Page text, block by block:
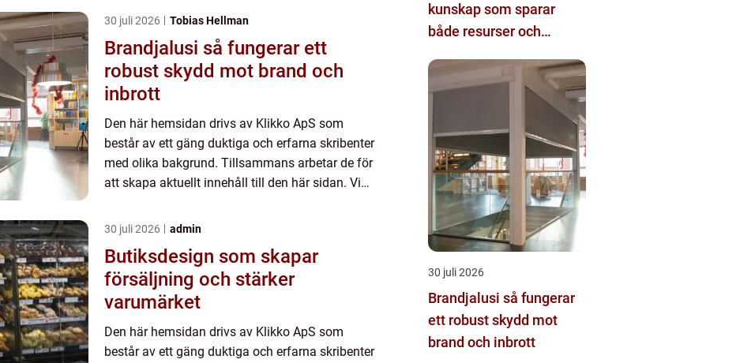
en massa olika ...
30 juli 2026 Tobias Hellman
Brandjalusi så fungerar ett
robust skydd mot brand och
inbrott
Den här hemsidan drivs av Klikko ApS som
består av ett gäng duktiga och erfarna skribenter
med olika bakgrund. Tillsammans arbetar de för
att skapa aktuellt innehåll till den här sidan. Vi
en massa olika ...
30 juli 2026 admin
Butiksdesign som skapar
försäljning och stärker
varumärket
Den här hemsidan drivs av Klikko ApS som
består av ett gäng duktiga och erfarna skribenter
kunskap som sparar
både resurser och
30 juli 2026
Brandjalusi så fungerar
ett robust skydd mot
brand och inbrott